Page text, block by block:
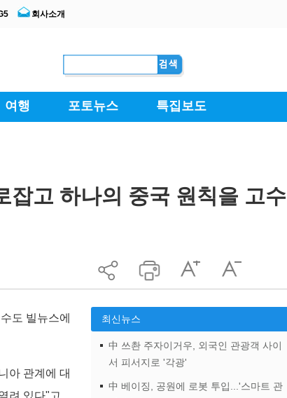
잡고 하나의 중국 원칙을 고수
도 빌뉴스에
아 관계에 대
려 있다"고